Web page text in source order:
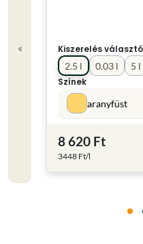
«
Kiszerelés választó
0.03 l
2.5 l
5 l
Színek
aranyfüst
8 620 Ft
3448 Ft/l